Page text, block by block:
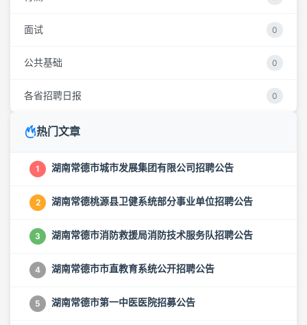
面试 0
公共基础 0
各省招聘日报 0
热门文章
1 湖南常德市城市发展集团有限公司招聘公告
2 湖南常德桃源县卫健系统部分事业单位招聘公告
3 湖南常德市消防救援局消防技术服务队招聘公告
4 湖南常德市市直教育系统公开招聘公告
5 湖南常德市第一中医医院招募公告